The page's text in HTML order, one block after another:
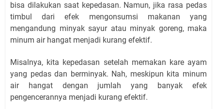
bisa dilakukan saat kepedasan. Namun, jika rasa pedas
timbul dari efek mengonsumsi makanan yang
mengandung minyak sayur atau minyak goreng, maka
minum air hangat menjadi kurang efektif.
Misalnya, kita kepedasan setelah memakan kare ayam
yang pedas dan berminyak. Nah, meskipun kita minum
air hangat dengan jumlah yang banyak efek
pengencerannya menjadi kurang efektif.